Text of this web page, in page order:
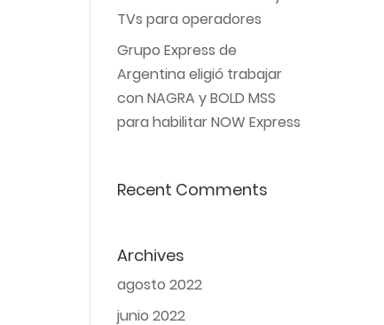
TVs para operadores
Grupo Express de
Argentina eligió trabajar
con NAGRA y BOLD MSS
para habilitar NOW Express
Recent Comments
Archives
agosto 2022
junio 2022